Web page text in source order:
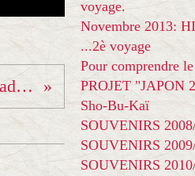
Interdépartementaux cadets-cadettes à La Mure
voyage.
Novembre 2013:
...2è voyage
Pour comprendre
PROJET "JAPON
Sho-Bu-Kaï
SOUVENIRS
SOUVENIRS
SOUVENIRS